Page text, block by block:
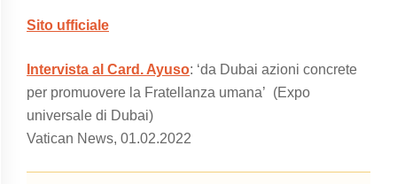
Sito ufficiale
Intervista al Card. Ayuso: ‘da Dubai azioni concrete
per promuovere la Fratellanza umana’ (Expo
universale di Dubai)
Vatican News, 01.02.2022